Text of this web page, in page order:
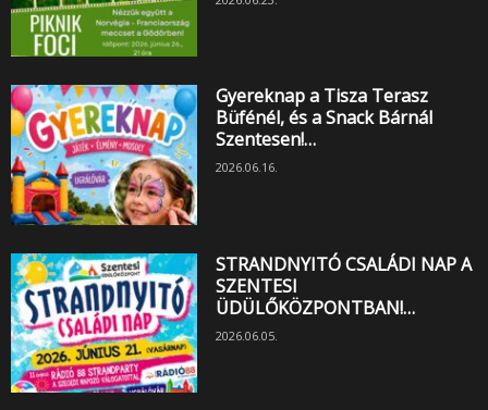
Gyereknap a Tisza Terasz
Büfénél, és a Snack Bárnál
Szentesen!…
2026.06.16.
STRANDNYITÓ CSALÁDI NAP A
SZENTESI
ÜDÜLŐKÖZPONTBAN!…
2026.06.05.